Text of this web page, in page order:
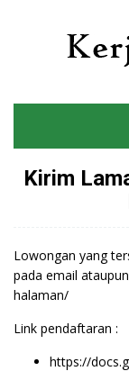
Kirim
Lowongan yang
pada email
halaman/
Link pendaftaran :
https://